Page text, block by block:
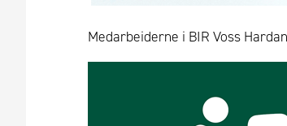
Medarbeiderne i BIR Voss